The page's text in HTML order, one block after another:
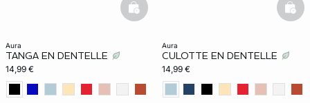
aura
TANGA EN DENTELLE
14,99 €
basketfull
aura
CULOTTE EN DENTELLE
14,99 €